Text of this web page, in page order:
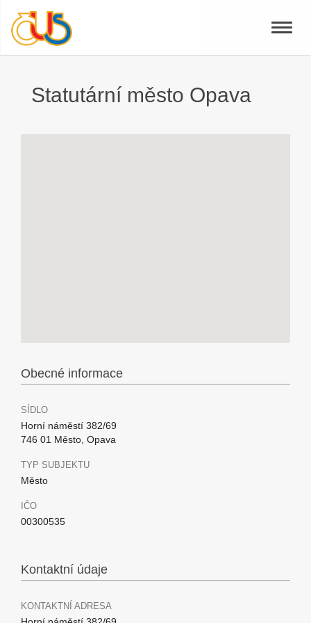
Toggle
Statutární město Opava
Obecné informace
SÍDLO
Horní náměstí 382/69
746 01 Město, Opava
TYP SUBJEKTU
Město
IČO
00300535
Kontaktní údaje
KONTAKTNÍ ADRESA